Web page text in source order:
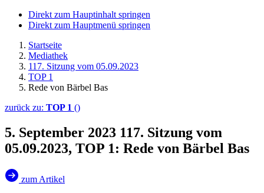
Direkt zum Hauptinhalt springen
Direkt zum Hauptmenü springen
Startseite
Mediathek
117. Sitzung vom 05.09.2023
TOP 1
Rede von Bärbel Bas
zurück zu: TOP 1 ()
5. September 2023 117. Sitzung vom
05.09.2023, TOP 1: Rede von Bärbel Bas
zum Artikel